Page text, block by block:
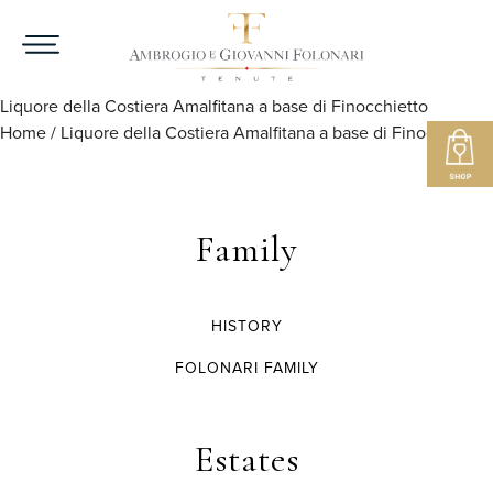
Liquore della Costiera Amalfitana a base di Finocchietto
Home/ Liquore della Costiera Amalfitana a base di Finocchietto
Family
HISTORY
FOLONARI FAMILY
Estates